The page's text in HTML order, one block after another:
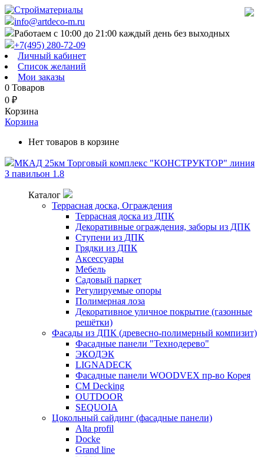
info@artdeco-m.ru
Работаем с 10:00 до 21:00 каждый день без выходных
+7(495) 280-72-09
Личный кабинет
Список желаний
Мои заказы
0 Товаров
0 ₽
Корзина
Корзина
Нет товаров в корзине
МКАД 25км Торговый комплекс "КОНСТРУКТОР" линия
З павильон 1.8
Каталог
Террасная доска, Ограждения
Террасная доска из ДПК
Декоративные ограждения, заборы из ДПК
Ступени из ДПК
Грядки из ДПК
Аксессуары
Мебель
Садовый паркет
Регулируемые опоры
Полимерная лоза
Декоративное уличное покрытие (газонные
решётки)
Фасады из ДПК (древесно-полимерный компизит)
Фасадные панели "Технодерево"
ЭКОДЭК
LIGNADECK
Фасадные панели WOODVEX пр-во Корея
CM Decking
OUTDOOR
SEQUOIA
Цокольный сайдинг (фасадные панели)
Alta profil
Docke
Grand line